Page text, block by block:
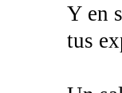
Y en
tus